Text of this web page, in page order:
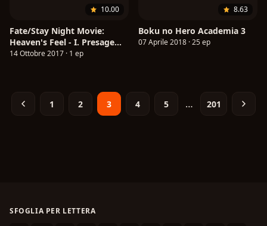
10.00
Fate/Stay Night Movie:
Heaven's Feel - I. Presage
Flower
14 Ottobre 2017 · 1 ep
8.63
Boku no Hero Academia 3
07 Aprile 2018 · 25 ep
1 2 3 4 5 … 201
SFOGLIA PER LETTERA